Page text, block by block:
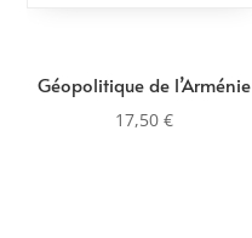
Géopolitique de l’Arménie
17,50€